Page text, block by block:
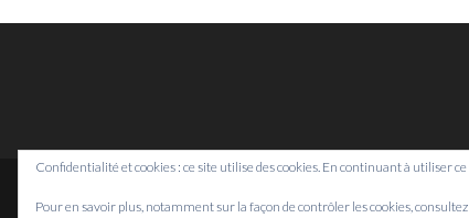
Confidentialité et cookies : ce site utilise des cookies. En continuant à utiliser
Pour en savoir plus, notamment sur la façon de contrôler les cookies, consultez